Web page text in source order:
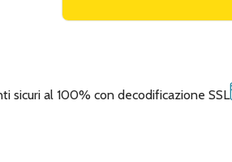
sicuri al 100% con decodificazione SSL